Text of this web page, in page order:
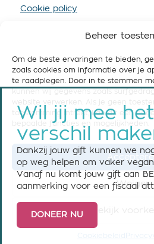
Beheer
Om de beste ervaringen te bieden,
zoals cookies om informatie over je
te raadplegen. Door in te stemmen
kunnen wij gegevens zoals
toestemming intrekt, kan dit een
bepaalde functies en mogelijkheden.
Weiger
Cookie policy
STEUN BE VEGAN
Help ons om België vegan-
ons nu met een maandelijkse
Steun BE Vegan
Wil jij mee het
verschil
Dankzij jouw gift kunnen we
op weg helpen om vaker
Vanaf nu komt jouw gift aan
aanmerking voor een fiscaal
DONEER NU